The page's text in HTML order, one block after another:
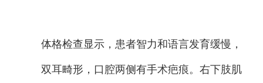
体格检查显示，患者智力和语言发育缓慢，
双耳畸形，口腔两侧有手术疤痕。右下肢肌